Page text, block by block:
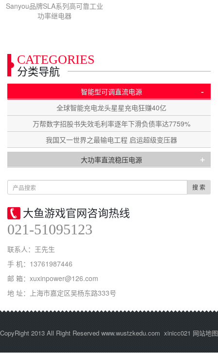
Sanyou品牌SLA系列高可靠工业
功率继电器
CATEGORIES
分类导航
智能型可调直流电源 -
全球智能充电龙头星星充电狂赚40亿
万帮数字招股书失效毛利率逐年下滑负债率达7759%
我国又一世界之最输电工程 启运超级变压器
大功率直流稳压电源 +
搜 索
大鱼游戏官网咨询热线
021-51095123
联系人：王先生
手 机：13761987446
邮 箱：xuxinpower@126.com
地 址：上海市嘉定区吴杨东路333号
CopyRight 2013 All Right Reserved www.wustzkedu.com xinicc021 网站地图